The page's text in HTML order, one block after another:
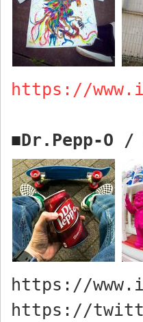
https://
■Dr.Pepp-O /
https://
https://